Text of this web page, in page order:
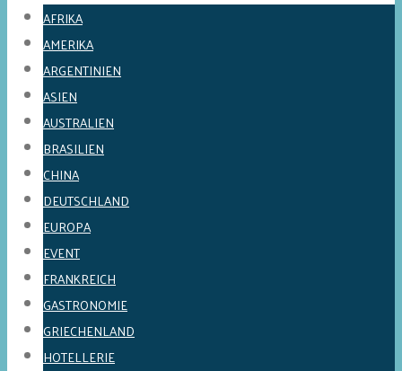
AFRIKA
AMERIKA
ARGENTINIEN
ASIEN
AUSTRALIEN
BRASILIEN
CHINA
DEUTSCHLAND
EUROPA
EVENT
FRANKREICH
GASTRONOMIE
GRIECHENLAND
HOTELLERIE